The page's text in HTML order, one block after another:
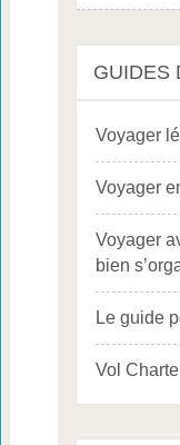
GUIDES
Voyager
Voyager
Voyager
bien
Le guide
Vol